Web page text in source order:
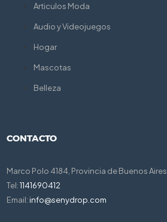
Articulos Moda
Audio y Videojuegos
Hogar
Mascotas
Belleza
CONTACTO
Marco Polo 4184, Provincia de Buenos Aires
Tel:1141690412
Email: info@senydrop.com